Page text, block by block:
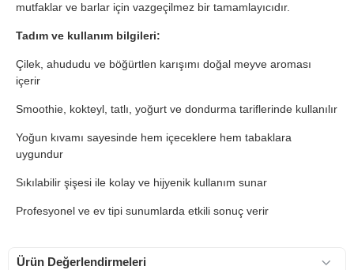
mutfaklar ve barlar için vazgeçilmez bir tamamlayıcıdır.
Tadım ve kullanım bilgileri:
Çilek, ahududu ve böğürtlen karışımı doğal meyve aroması
içerir
Smoothie, kokteyl, tatlı, yoğurt ve dondurma tariflerinde kullanılır
Yoğun kıvamı sayesinde hem içeceklere hem tabaklara
uygundur
Sıkılabilir şişesi ile kolay ve hijyenik kullanım sunar
Profesyonel ve ev tipi sunumlarda etkili sonuç verir
Ürün Değerlendirmeleri